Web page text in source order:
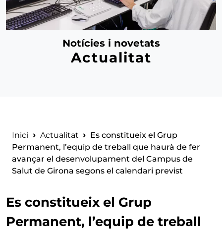
Notícies i novetats
Actualitat
Fil d'ariadna
Inici Actualitat
Es constitueix el Grup
Permanent, l’equip de treball que haurà de fer
avançar el desenvolupament del Campus de
Salut de Girona segons el calendari previst
Es constitueix el Grup
Permanent, l’equip de treball